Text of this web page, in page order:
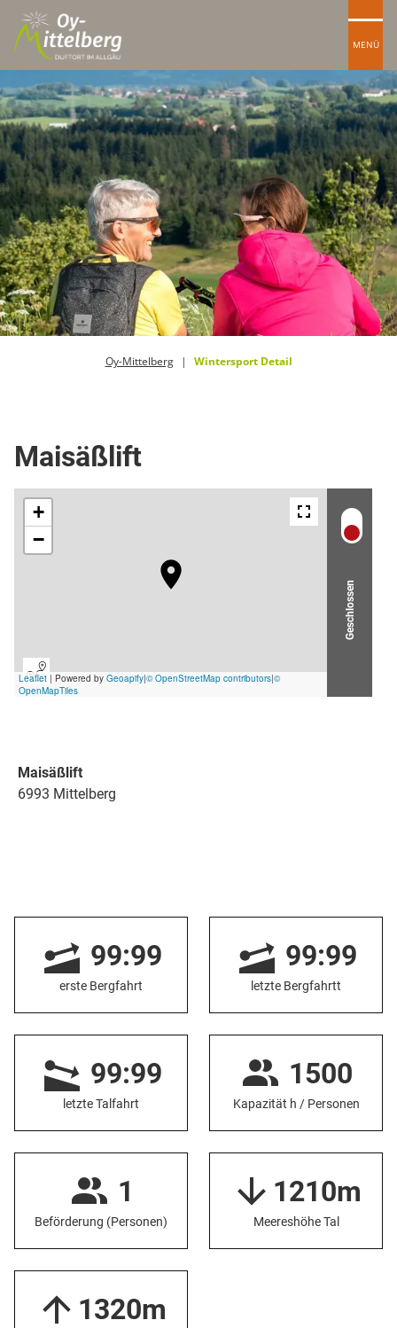
MENÜ
Oy-Mittelberg Wintersport Detail
Maisäßlift
Geschlossen
Maisäßlift
6993 Mittelberg
99:99
erste Bergfahrt
99:99
letzte Bergfahrtt
99:99
letzte Talfahrt
1500
Kapazität h / Personen
1
Beförderung (Personen)
1210m
Meereshöhe Tal
1320m